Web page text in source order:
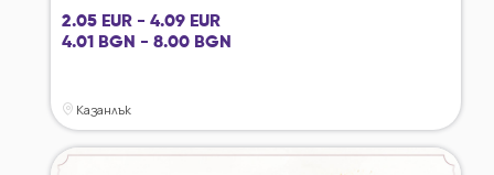
2.05 EUR - 4.09 EUR
4.01 BGN - 8.00 BGN
Казанлък